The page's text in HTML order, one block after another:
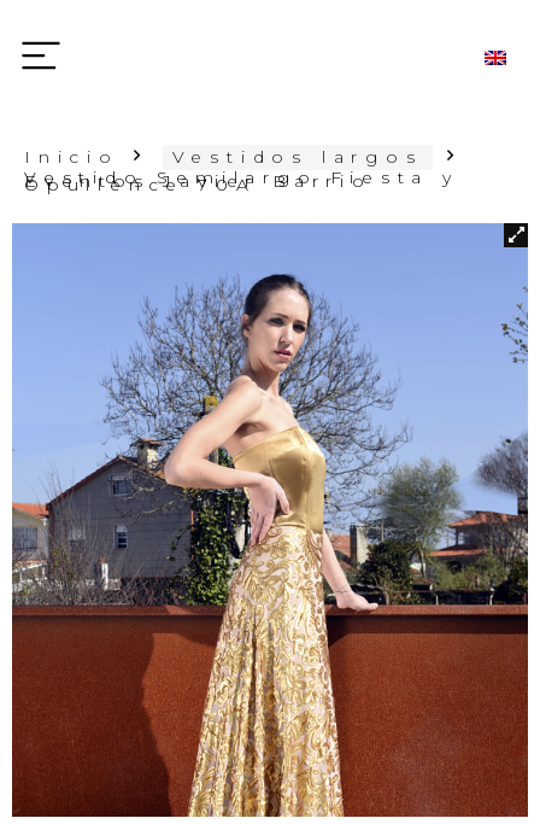
Inicio
Vestidos largos
Vestido Semilargo Fiesta y
Eventos Javier Barrio
Opullence 70A